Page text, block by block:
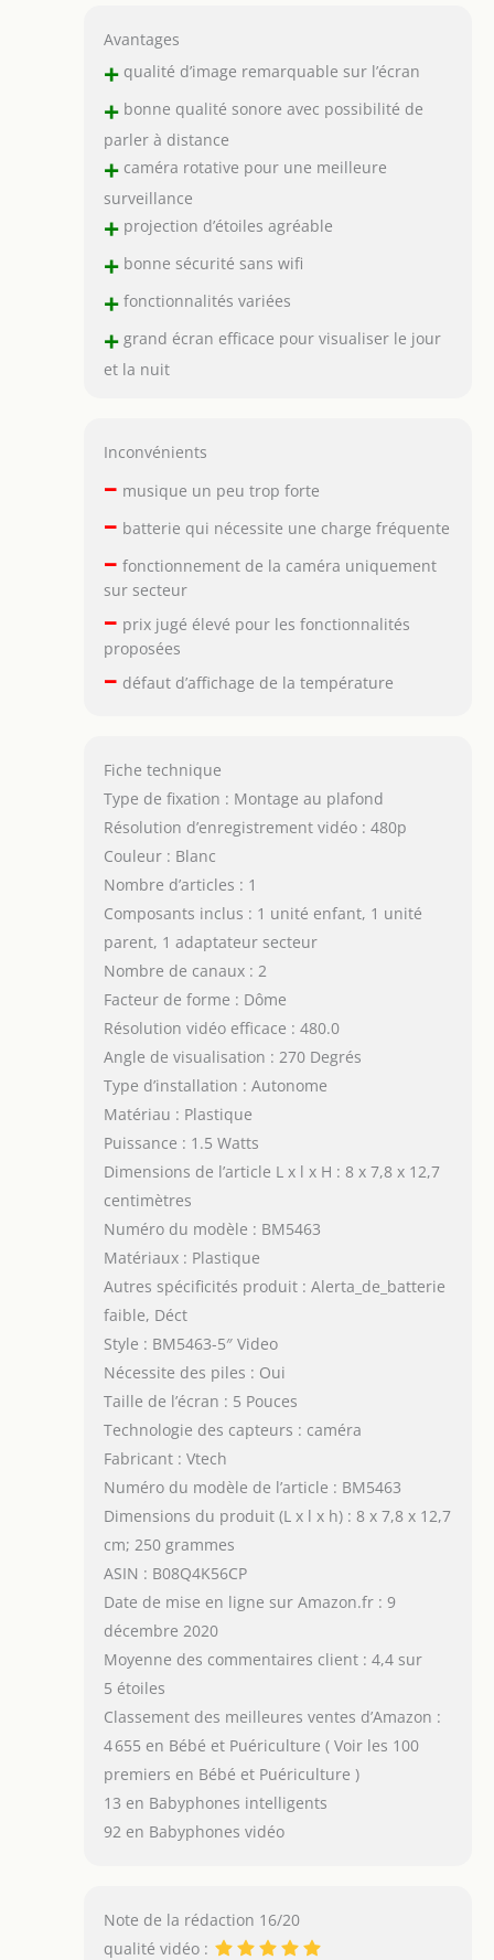
Avantages
+qualité d’image remarquable sur l’écran
+bonne qualité sonore avec possibilité de
parler à distance
+caméra rotative pour une meilleure
surveillance
+projection d’étoiles agréable
+bonne sécurité sans wifi
+fonctionnalités variées
+grand écran efficace pour visualiser le jour
et la nuit
Inconvénients
– musique un peu trop forte
– batterie qui nécessite une charge fréquente
– fonctionnement de la caméra uniquement
sur secteur
– prix jugé élevé pour les fonctionnalités
proposées
– défaut d’affichage de la température
Fiche technique
Type de fixation : Montage au plafond
Résolution d’enregistrement vidéo : 480p
Couleur : Blanc
Nombre d’articles : 1
Composants inclus : 1 unité enfant, 1 unité
parent, 1 adaptateur secteur
Nombre de canaux : 2
Facteur de forme : Dôme
Résolution vidéo efficace : 480.0
Angle de visualisation : 270 Degrés
Type d’installation : Autonome
Matériau : Plastique
Puissance : 1.5 Watts
Dimensions de l’article L x l x H : 8 x 7,8 x 12,7
centimètres
Numéro du modèle : BM5463
Matériaux : Plastique
Autres spécificités produit : Alerta_de_batterie
faible, Déct
Style : BM5463-5″ Video
Nécessite des piles : Oui
Taille de l’écran : 5 Pouces
Technologie des capteurs : caméra
Fabricant : Vtech
Numéro du modèle de l’article : BM5463
Dimensions du produit (L x l x h) : 8 x 7,8 x 12,7
cm; 250 grammes
ASIN : B08Q4K56CP
Date de mise en ligne sur Amazon.fr : 9
décembre 2020
Moyenne des commentaires client : 4,4 sur
5 étoiles
Classement des meilleures ventes d’Amazon :
4 655 en Bébé et Puériculture ( Voir les 100
premiers en Bébé et Puériculture )
13 en Babyphones intelligents
92 en Babyphones vidéo
Note de la rédaction 16/20
qualité vidéo :